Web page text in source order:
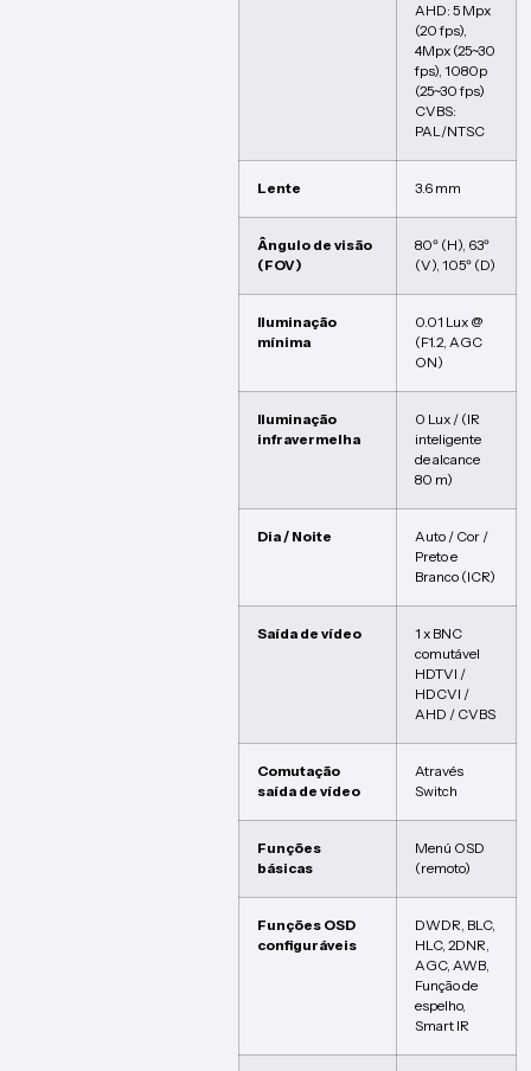
AHD: 5 Mpx
(20 fps),
4Mpx (25~30
fps), 1080p
(25~30 fps)
CVBS:
PAL/NTSC
Lente 3.6 mm
Ângulo de visão
(FOV)
80º (H), 63º
(V), 105º (D)
Iluminação
mínima
0.01 Lux @
(F1.2, AGC
ON)
Iluminação
infravermelha
0 Lux / (IR
inteligente
de alcance
80 m)
Dia / Noite
Auto / Cor /
Preto e
Branco (ICR)
Saída de vídeo
1 x BNC
comutável
HDTVI /
HDCVI /
AHD / CVBS
Comutação
saída de vídeo
Através
Switch
Funções
básicas
Menú OSD
(remoto)
Funções OSD
configuráveis
DWDR, BLC,
HLC, 2DNR,
AGC, AWB,
Função de
espelho,
Smart IR